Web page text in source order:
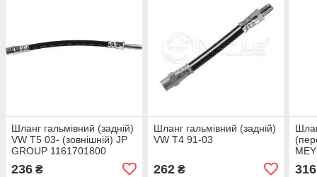
Шланг гальмівний (задній)
VW T5 03- (зовнішній) JP
GROUP 1161701800
236 ₴
Шланг гальмівний (задній)
VW T4 91-03
262₴ 316